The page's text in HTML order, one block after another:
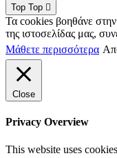
Top Top
Τα cookies βοηθάνε
της ιστοσελίδας μας,
Μάθετε περισσότερα
Close
Privacy Overview
This website uses